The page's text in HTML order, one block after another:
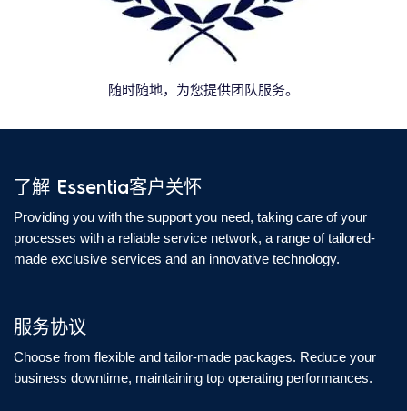
随时随地，为您提供团队服务。
了解 Essentia客户关怀
Providing you with the support you need, taking care of your
processes with a reliable service network, a range of tailored-
made exclusive services and an innovative technology.
服务协议
Choose from flexible and tailor-made packages. Reduce your
business downtime, maintaining top operating performances.